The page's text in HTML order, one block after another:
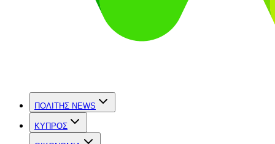
ΠΟΛΙΤΗΣ NEWS
ΚΥΠΡΟΣ